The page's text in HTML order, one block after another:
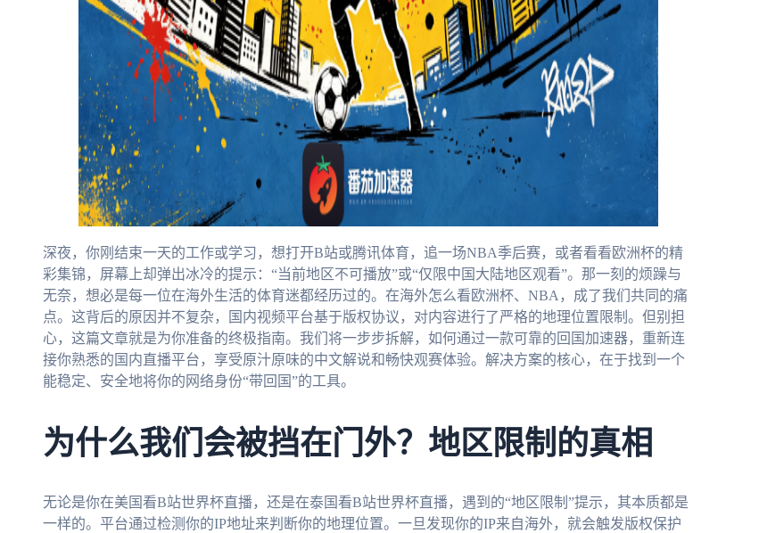
深夜，你刚结束一天的工作或学习，想打开B站或腾讯体育，追一场NBA季后赛，或者看看欧洲杯的精
彩集锦，屏幕上却弹出冰冷的提示：“当前地区不可播放”或“仅限中国大陆地区观看”。那一刻的烦躁与
无奈，想必是每一位在海外生活的体育迷都经历过的。在海外怎么看欧洲杯、NBA，成了我们共同的痛
点。这背后的原因并不复杂，国内视频平台基于版权协议，对内容进行了严格的地理位置限制。但别担
心，这篇文章就是为你准备的终极指南。我们将一步步拆解，如何通过一款可靠的回国加速器，重新连
接你熟悉的国内直播平台，享受原汁原味的中文解说和畅快观赛体验。解决方案的核心，在于找到一个
能稳定、安全地将你的网络身份“带回国”的工具。
为什么我们会被挡在门外？地区限制的真相
无论是你在美国看B站世界杯直播，还是在泰国看B站世界杯直播，遇到的“地区限制”提示，其本质都是
一样的。平台通过检测你的IP地址来判断你的地理位置。一旦发现你的IP来自海外，就会触发版权保护